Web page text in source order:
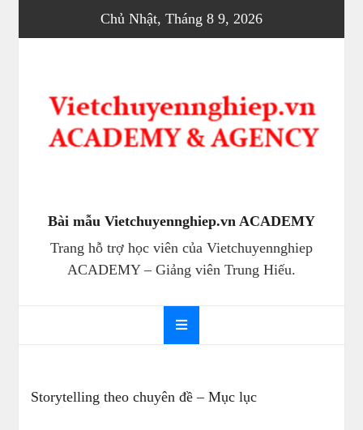
Chủ Nhật, Tháng 8 9, 2026
Bài mẫu Vietchuyennghiep.vn ACADEMY
Trang hỗ trợ học viên của Vietchuyennghiep
ACADEMY – Giảng viên Trung Hiếu.
Storytelling theo chuyên đề – Mục lục